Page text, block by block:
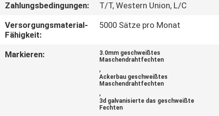
VERBINDUNG
NACHRICHTEN
Zahlungsbedingungen:
T/T, Western Union, L/C
Versorgungsmaterial-
Fähigkeit:
5000 Sätze pro Monat
Markieren:
3.0mm geschweißtes
Maschendrahtfechten
,
Ackerbau geschweißtes
Maschendrahtfechten
,
3d galvanisierte das geschweißte
Fechten